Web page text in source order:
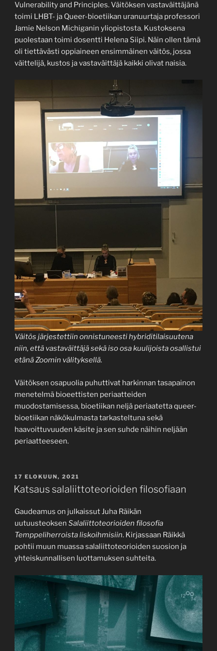
Vulnerability and Principles. Väitöksen vastaväittäjänä
toimi LHBT- ja Queer-bioetiikan uranuurtaja professori
Jamie Nelson Michiganin yliopistosta. Kustoksena
puolestaan toimi dosentti Helena Siipi. Näin ollen tämä
oli tiettävästi oppiaineen ensimmäinen väitös, jossa
väittelijä, kustos ja vastaväittäjä kaikki olivat naisia.
Väitös järjestettiin onnistuneesti hybriditilaisuutena
niin, että vastaväittäjä sekä iso osa kuulijoista osallistui
etänä Zoomin välityksellä.
Väitöksen osapuolia puhuttivat harkinnan tasapainon
menetelmä bioeettisten periaatteiden
muodostamisessa, bioetiikan neljä periaatetta queer-
bioetiikan näkökulmasta tarkasteltuna sekä
haavoittuvuuden käsite ja sen suhde näihin neljään
periaatteeseen.
JULKAISTU
17 ELOKUUN, 2021
Katsaus salaliittoteorioiden filosofiaan
Gaudeamus on julkaissut Juha Räikän
uutuusteoksen Salaliittoteorioiden filosofia
Temppeliherroista liskoihmisiin. Kirjassaan Räikkä
pohtii muun muassa salaliittoteorioiden suosion ja
yhteiskunnallisen luottamuksen suhteita.